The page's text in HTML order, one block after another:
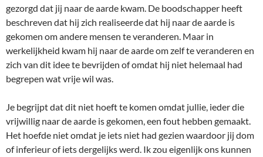
gezorgd dat jij naar de aarde kwam. De boodschapper heeft
beschreven dat hij zich realiseerde dat hij naar de aarde is
gekomen om andere mensen te veranderen. Maar in
werkelijkheid kwam hij naar de aarde om zelf te veranderen en
zich van dit idee te bevrijden of omdat hij niet helemaal had
begrepen wat vrije wil was.
Je begrijpt dat dit niet hoeft te komen omdat jullie, ieder die
vrijwillig naar de aarde is gekomen, een fout hebben gemaakt.
Het hoefde niet omdat je iets niet had gezien waardoor jij dom
of inferieur of iets dergelijks werd. Ik zou eigenlijk ons kunnen